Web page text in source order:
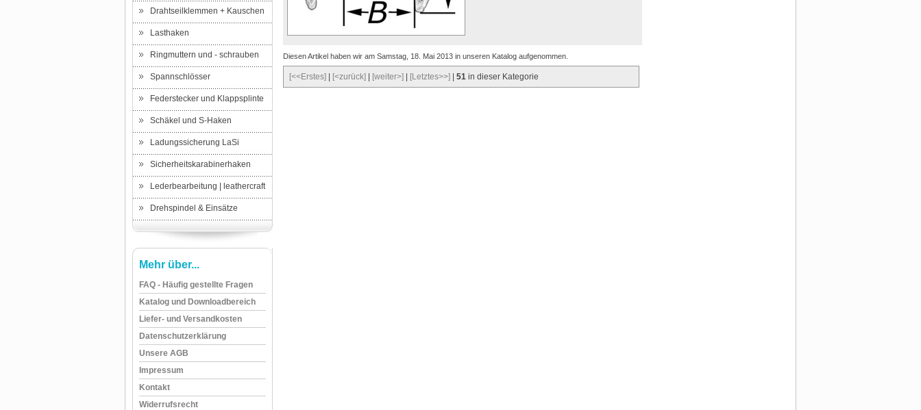
Drahtseilklemmen + Kauschen
Lasthaken
Ringmuttern und - schrauben
Spannschlösser
Federstecker und Klappsplinte
Schäkel und S-Haken
Ladungssicherung LaSi
Sicherheitskarabinerhaken
Lederbearbeitung | leathercraft
Drehspindel & Einsätze
Mehr über...
FAQ - Häufig gestellte Fragen
Katalog und Downloadbereich
Liefer- und Versandkosten
Datenschutzerklärung
Unsere AGB
Impressum
Kontakt
Widerrufsrecht
Diesen Artikel haben wir am Samstag, 18. Mai 2013 in unseren Katalog aufgenommen.
[<<Erstes] [<zurück] [weiter>] [Letztes>>] 51 in dieser Kategorie